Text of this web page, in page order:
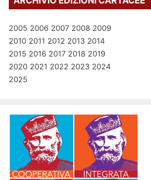
2005 2006 2007 2008 2009
2010 2011 2012 2013 2014
2015 2016 2017 2018 2019
2020 2021 2022 2023 2024
2025